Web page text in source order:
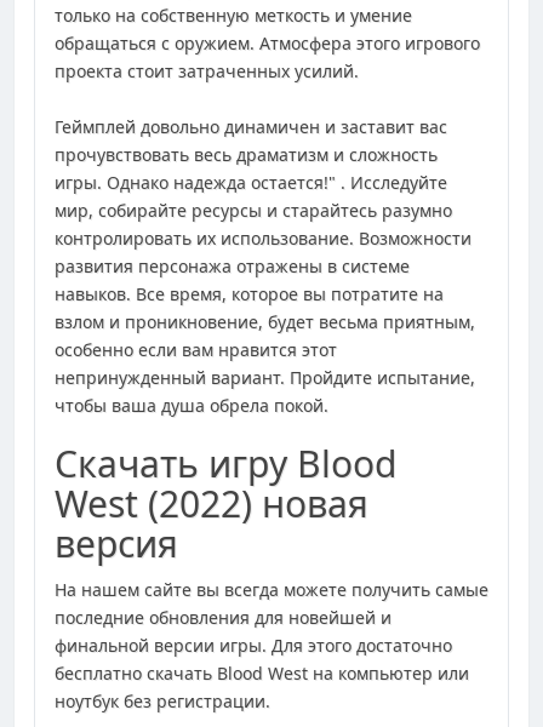
только на собственную меткость и умение
обращаться с оружием. Атмосфера этого игрового
проекта стоит затраченных усилий.
Геймплей довольно динамичен и заставит вас
прочувствовать весь драматизм и сложность
игры. Однако надежда остается!" . Исследуйте
мир, собирайте ресурсы и старайтесь разумно
контролировать их использование. Возможности
развития персонажа отражены в системе
навыков. Все время, которое вы потратите на
взлом и проникновение, будет весьма приятным,
особенно если вам нравится этот
непринужденный вариант. Пройдите испытание,
чтобы ваша душа обрела покой.
Скачать игру Blood
West (2022) новая
версия
На нашем сайте вы всегда можете получить самые
последние обновления для новейшей и
финальной версии игры. Для этого достаточно
бесплатно скачать Blood West на компьютер или
ноутбук без регистрации.